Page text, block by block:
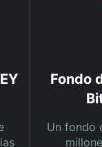
Fondo
Un fondo